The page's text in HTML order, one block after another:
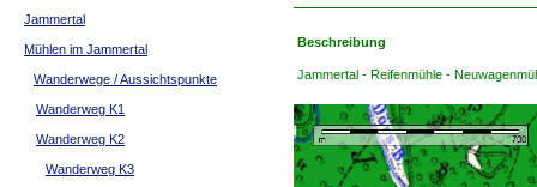
Beschreibung
Jammertal - Reifenmühle -
Jammertal
Mühlen im Jammertal
Wanderwege / Aussichtspunkte
Wanderweg K1
Wanderweg K2
Wanderweg K3